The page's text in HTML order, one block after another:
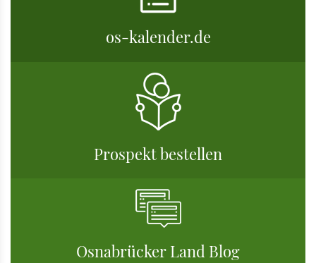
os-kalender.de
Prospekt bestellen
Osnabrücker Land Blog